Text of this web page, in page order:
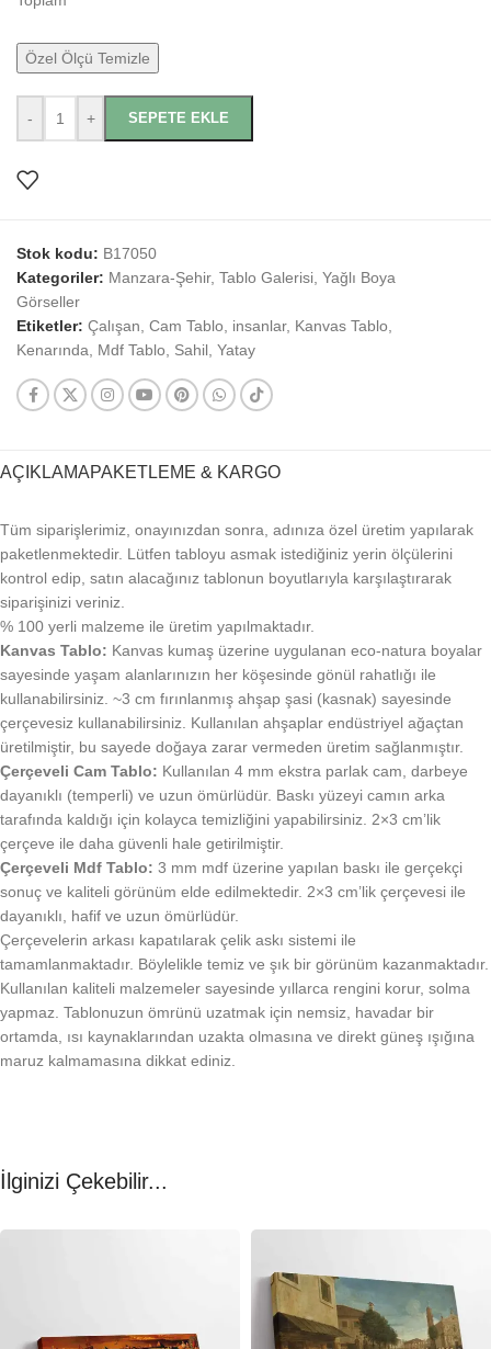
Özel Ölçü Temizle
- + SEPETE EKLE
Stok kodu: B17050
Kategoriler: Manzara-Şehir, Tablo Galerisi, Yağlı Boya
Görseller
Etiketler: Çalışan, Cam Tablo, insanlar, Kanvas Tablo,
Kenarında, Mdf Tablo, Sahil, Yatay
AÇIKLAMAPAKETLEME & KARGO
Tüm siparişlerimiz, onayınızdan sonra, adınıza özel üretim yapılarak
paketlenmektedir. Lütfen tabloyu asmak istediğiniz yerin ölçülerini
kontrol edip, satın alacağınız tablonun boyutlarıyla karşılaştırarak
siparişinizi veriniz.
% 100 yerli malzeme ile üretim yapılmaktadır.
Kanvas Tablo: Kanvas kumaş üzerine uygulanan eco-natura boyalar
sayesinde yaşam alanlarınızın her köşesinde gönül rahatlığı ile
kullanabilirsiniz. ~3 cm fırınlanmış ahşap şasi (kasnak) sayesinde
çerçevesiz kullanabilirsiniz. Kullanılan ahşaplar endüstriyel ağaçtan
üretilmiştir, bu sayede doğaya zarar vermeden üretim sağlanmıştır.
Çerçeveli Cam Tablo: Kullanılan 4 mm ekstra parlak cam, darbeye
dayanıklı (temperli) ve uzun ömürlüdür. Baskı yüzeyi camın arka
tarafında kaldığı için kolayca temizliğini yapabilirsiniz. 2×3 cm’lik
çerçeve ile daha güvenli hale getirilmiştir.
Çerçeveli Mdf Tablo: 3 mm mdf üzerine yapılan baskı ile gerçekçi
sonuç ve kaliteli görünüm elde edilmektedir. 2×3 cm’lik çerçevesi ile
dayanıklı, hafif ve uzun ömürlüdür.
Çerçevelerin arkası kapatılarak çelik askı sistemi ile
tamamlanmaktadır. Böylelikle temiz ve şık bir görünüm kazanmaktadır.
Kullanılan kaliteli malzemeler sayesinde yıllarca rengini korur, solma
yapmaz. Tablonuzun ömrünü uzatmak için nemsiz, havadar bir
ortamda, ısı kaynaklarından uzakta olmasına ve direkt güneş ışığına
maruz kalmamasına dikkat ediniz.
İlginizi Çekebilir...